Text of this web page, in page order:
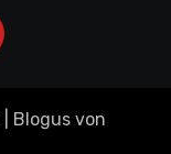
Blogus von